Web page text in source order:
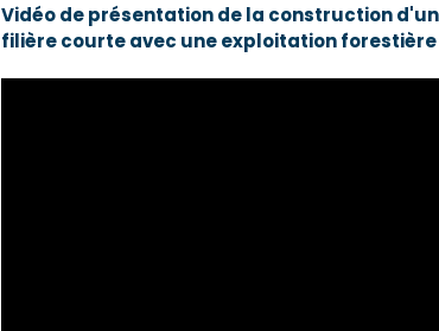
Vidéo de présentation de la construction
filière courte avec une exploitation